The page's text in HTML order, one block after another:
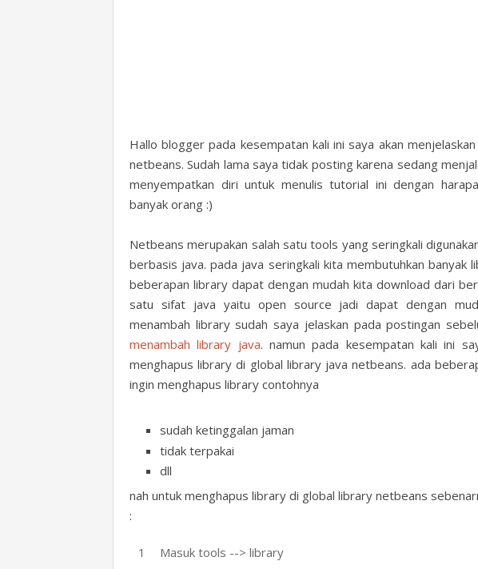
Hallo blogger pada kesempatan kali ini saya akan
netbeans. Sudah lama saya tidak posting karena sedang
menyempatkan diri untuk menulis tutorial ini dengan
banyak orang :)
Netbeans merupakan salah satu tools yang seringkali
berbasis java. pada java seringkali kita membutuhkan banyak
beberapan library dapat dengan mudah kita download dari
satu sifat java yaitu open source jadi dapat dengan
menambah library sudah saya jelaskan pada postingan
menambah library java. namun pada kesempatan kali ini
menghapus library di global library java netbeans. ada
ingin menghapus library contohnya
sudah ketinggalan jaman
tidak terpakai
dll
nah untuk menghapus library di global library netbeans
:
Masuk tools --> library